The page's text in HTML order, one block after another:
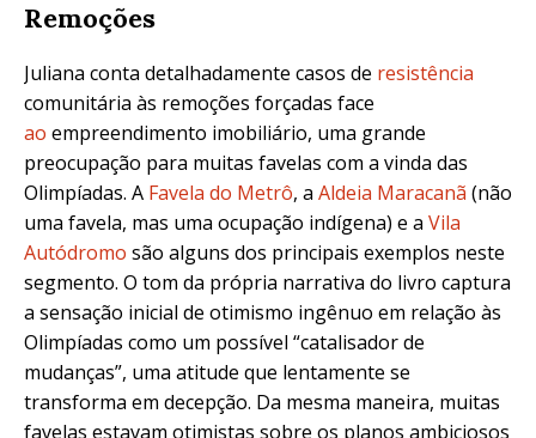
Remoções
Juliana conta detalhadamente casos de resistência
comunitária às remoções forçadas face
ao empreendimento imobiliário, uma grande
preocupação para muitas favelas com a vinda das
Olimpíadas. A Favela do Metrô, a Aldeia Maracanã (não
uma favela, mas uma ocupação indígena) e a Vila
Autódromo são alguns dos principais exemplos neste
segmento. O tom da própria narrativa do livro captura
a sensação inicial de otimismo ingênuo em relação às
Olimpíadas como um possível “catalisador de
mudanças”, uma atitude que lentamente se
transforma em decepção. Da mesma maneira, muitas
favelas estavam otimistas sobre os planos ambiciosos